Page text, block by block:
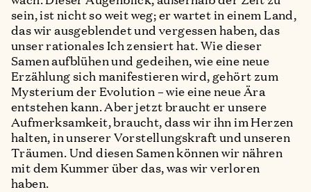
sein, ist nicht so weit weg; er wartet in einem Land,
das wir ausgeblendet und vergessen haben, das
unser rationales Ich zensiert hat. Wie dieser
Samen aufblühen und gedeihen, wie eine neue
Erzählung sich manifestieren wird, gehört zum
Mysterium der Evolution – wie eine neue Ära
entstehen kann. Aber jetzt braucht er unsere
Aufmerksamkeit, braucht, dass wir ihn im Herzen
halten, in unserer Vorstellungskraft und unseren
Träumen. Und diesen Samen können wir nähren
mit dem Kummer über das, was wir verloren
haben.